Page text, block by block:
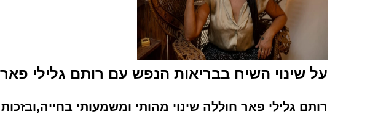
על שינוי השיח בבריאות הנפש עם רותם גלילי
רותם גלילי פאר חוללה שינוי מהותי ומשמעותי